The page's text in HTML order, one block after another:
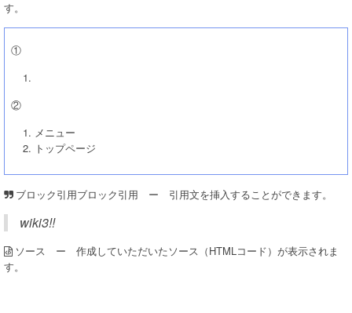
す。
①
②
メニュー
トップページ
ブロック引用 ブロック引用 ー 引用文を挿入することができます。
wiki3!!
ソース
ー 作成していただいたソース（HTMLコード）が表示されま
す。